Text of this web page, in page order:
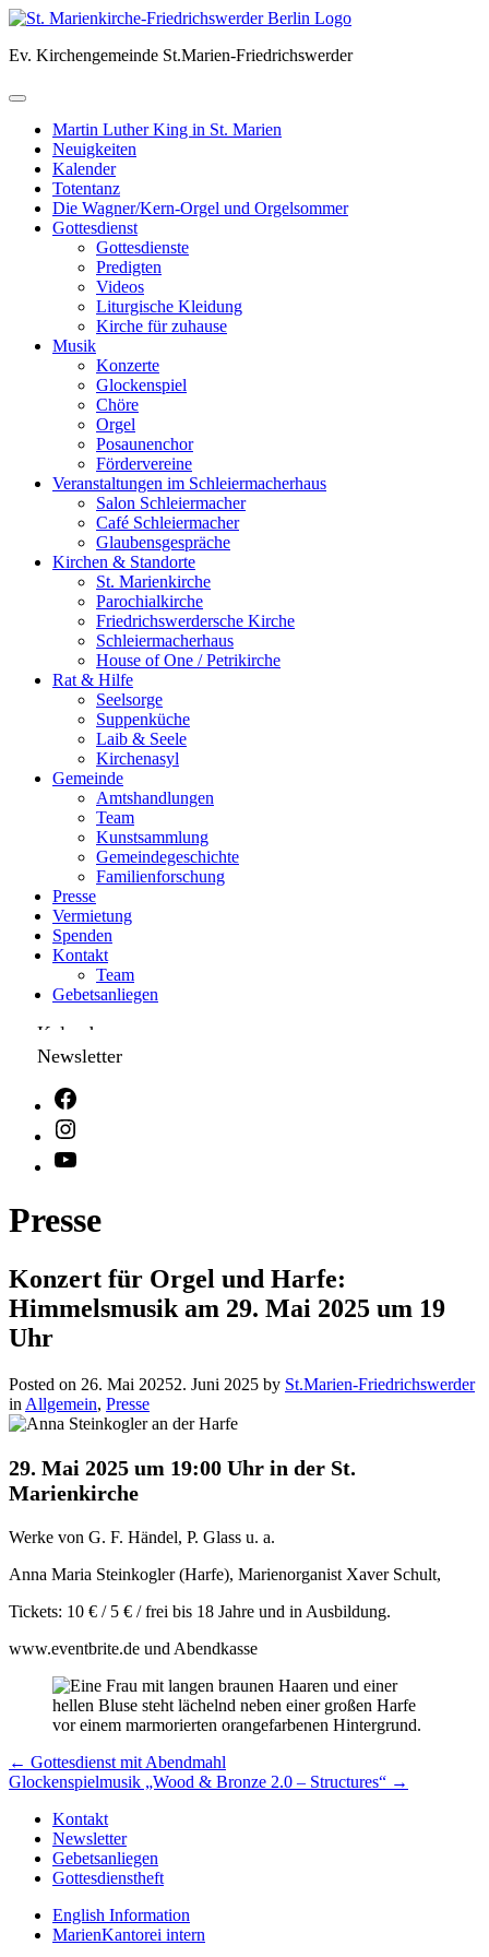
Skip
content
Ev. Kirchengemeinde St.Marien-Friedrichswerder
Martin Luther King in St. Marien
Neuigkeiten
Kalender
Totentanz
Die Wagner/Kern-Orgel und Orgelsommer
Gottesdienst
Gottesdienste
Predigten
Videos
Liturgische Kleidung
Kirche für zuhause
Musik
Konzerte
Glockenspiel
Chöre
Orgel
Posaunenchor
Fördervereine
Veranstaltungen im Schleiermacherhaus
Salon Schleiermacher
Café Schleiermacher
Glaubensgespräche
Kirchen & Standorte
St. Marienkirche
Parochialkirche
Friedrichswerdersche Kirche
Schleiermacherhaus
House of One / Petrikirche
Rat & Hilfe
Seelsorge
Suppenküche
Laib & Seele
Kirchenasyl
Gemeinde
Amtshandlungen
Team
Kunstsammlung
Gemeindegeschichte
Familienforschung
Presse
Vermietung
Spenden
Kontakt
Team
Gebetsanliegen
Kalender
Newsletter
Presse
Konzert für Orgel und Harfe:
Himmelsmusik am 29. Mai 2025 um 19
Uhr
Posted on 26. Mai 20252. Juni 2025 by St.Marien-Friedrichswerder
in Allgemein, Presse
29. Mai 2025 um 19:00 Uhr in der St.
Marienkirche
Werke von G. F. Händel, P. Glass u. a.
Anna Maria Steinkogler (Harfe), Marienorganist Xaver Schult,
Tickets: 10 € / 5 € / frei bis 18 Jahre und in Ausbildung.
www.eventbrite.de und Abendkasse
Beitragsnavigation
← Gottesdienst mit Abendmahl
Glockenspielmusik „Wood & Bronze 2.0 – Structures“ →
Kontakt
Newsletter
Gebetsanliegen
Gottesdienstheft
English Information
MarienKantorei intern